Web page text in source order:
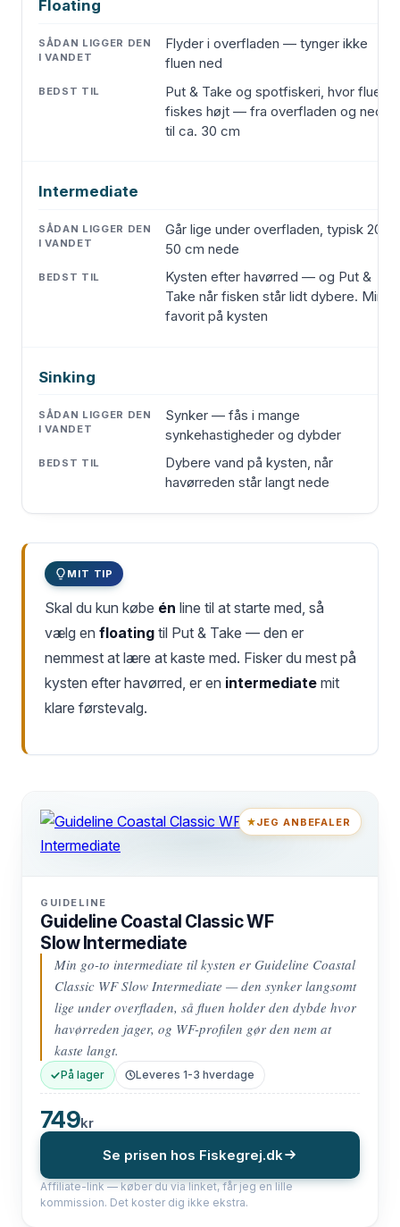
LINETYPE
Floating
Flyder i overfladen — tynger ikke
fluen ned
Put & Take og spotfiskeri, hvor fluen
fiskes højt — fra overfladen og ned
til ca. 30 cm
Intermediate
Går lige under overfladen, typisk 20-
50 cm nede
Kysten efter havørred — og Put &
Take når fisken står lidt dybere. Min
favorit på kysten
Sinking
Synker — fås i mange
synkehastigheder og dybder
Dybere vand på kysten, når
havørreden står langt nede
MIT TIP
Skal du kun købe én line til at starte med, så
vælg en floating til Put & Take — den er
nemmest at lære at kaste med. Fisker du mest på
kysten efter havørred, er en intermediate mit
klare førstevalg.
JEG ANBEFALER
GUIDELINE
Guideline Coastal Classic WF
Slow Intermediate
Min go-to intermediate til kysten er Guideline Coastal
Classic WF Slow Intermediate — den synker langsomt
lige under overfladen, så fluen holder den dybde hvor
havørreden jager, og WF-profilen gør den nem at
kaste langt.
På lager Leveres 1-3 hverdage
749kr
Se prisen hos Fiskegrej.dk
Affiliate-link — køber du via linket, får jeg en lille
kommission. Det koster dig ikke ekstra.